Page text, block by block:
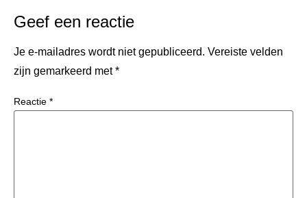
Geef een reactie
Je e-mailadres wordt niet gepubliceerd. Vereiste velden
zijn gemarkeerd met*
Reactie *